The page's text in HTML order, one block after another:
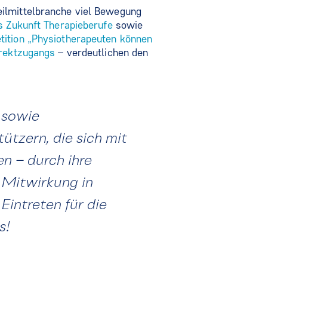
viel Bewegung
Zukunft Therapieberufesowie
„Physiotherapeuten können
– verdeutlichen den
die sich mit
– durch ihre
Mitwirkung in
für die